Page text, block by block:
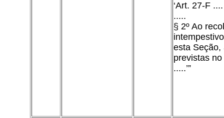
‘Art. 27-F ....
.....
§ 2º Ao
esta Seção,
previstas
.....’”